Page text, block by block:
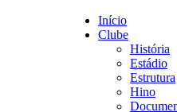
Início
Clube
História
Estádio
Estrutura
Hino